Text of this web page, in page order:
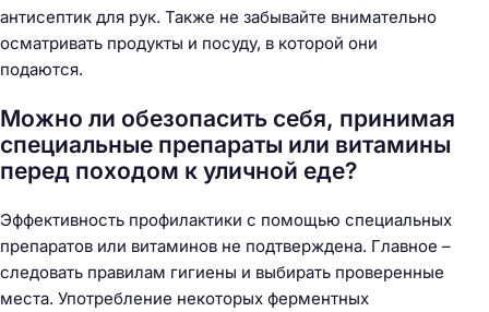
антисептик для рук. Также не забывайте внимательно
осматривать продукты и посуду, в которой они
подаются.
Можно ли обезопасить себя, принимая
специальные препараты или витамины
перед походом к уличной еде?
Эффективность профилактики с помощью специальных
препаратов или витаминов не подтверждена. Главное –
следовать правилам гигиены и выбирать проверенные
места. Употребление некоторых ферментных